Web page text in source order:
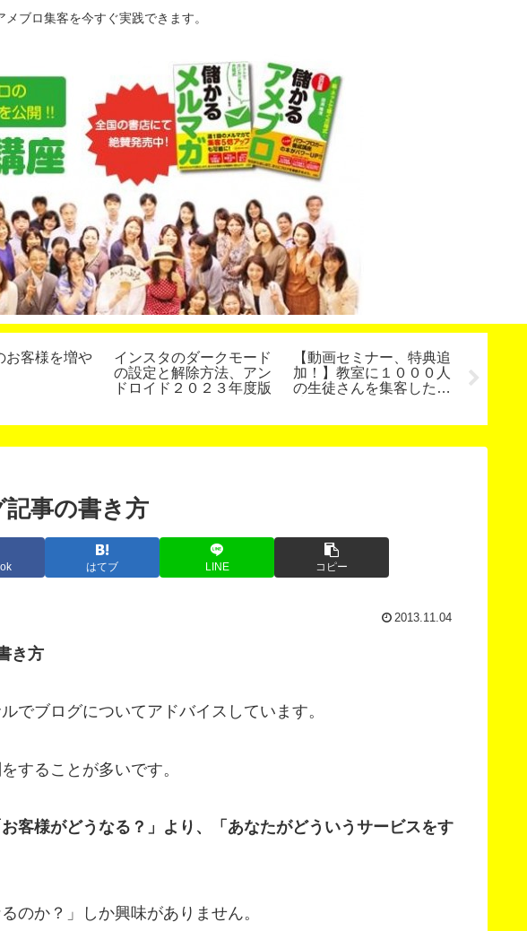
ブロ集客を今すぐ実践できます。
お客様を増や
インスタのダークモード
の設定と解除方法、アン
ドロイド２０２３年度版
【動画セミナー、特典追
加！】教室に１０００人
の生徒さんを集客した方
夢を叶
標設定
事の書き方
はてブ LINE コピー
2013.11.04
き方
でブログについてアドバイスしています。
することが多いです。
客様がどうなる？」より、「あなたがどういうサービスをす
のか？」しか興味がありません。